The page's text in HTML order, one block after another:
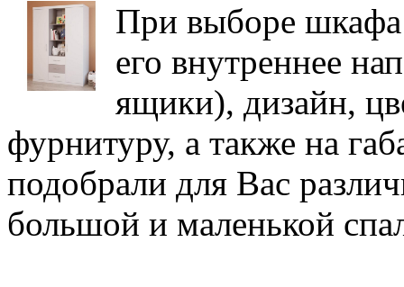
При выборе шкафа
его внутреннее
ящики), дизайн,
фурнитуру, а также на
подобрали для Вас
большой и маленькой